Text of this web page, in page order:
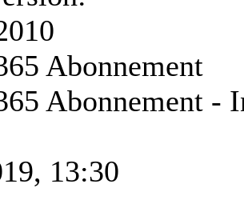
Abonnement
Abonnement -
13:30